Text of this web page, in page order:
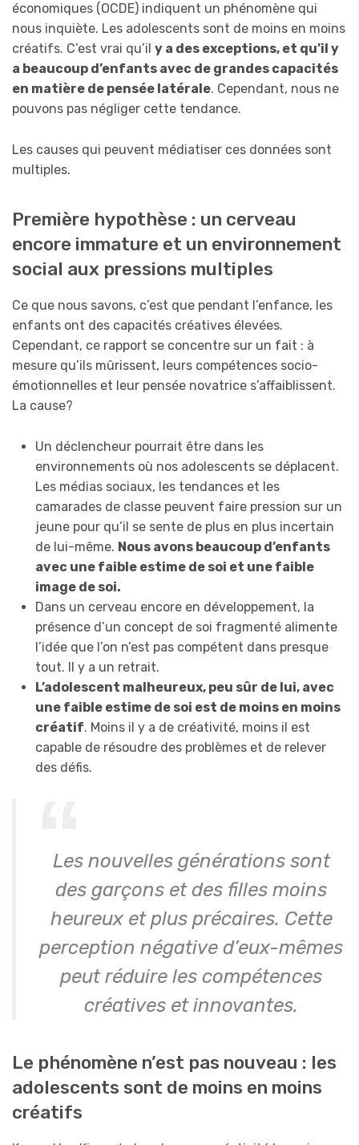
économiques (OCDE) indiquent un phénomène qui
nous inquiète. Les adolescents sont de moins en moins
créatifs. C’est vrai qu’il y a des exceptions, et qu’il y
a beaucoup d’enfants avec de grandes capacités
en matière de pensée latérale. Cependant, nous ne
pouvons pas négliger cette tendance.
Les causes qui peuvent médiatiser ces données sont
multiples.
Première hypothèse : un cerveau
encore immature et un environnement
social aux pressions multiples
Ce que nous savons, c’est que pendant l’enfance, les
enfants ont des capacités créatives élevées.
Cependant, ce rapport se concentre sur un fait : à
mesure qu’ils mûrissent, leurs compétences socio-
émotionnelles et leur pensée novatrice s’affaiblissent.
La cause?
Un déclencheur pourrait être dans les
environnements où nos adolescents se déplacent.
Les médias sociaux, les tendances et les
camarades de classe peuvent faire pression sur un
jeune pour qu’il se sente de plus en plus incertain
de lui-même. Nous avons beaucoup d’enfants
avec une faible estime de soi et une faible
image de soi.
Dans un cerveau encore en développement, la
présence d’un concept de soi fragmenté alimente
l’idée que l’on n’est pas compétent dans presque
tout. Il y a un retrait.
L’adolescent malheureux, peu sûr de lui, avec
une faible estime de soi est de moins en moins
créatif. Moins il y a de créativité, moins il est
capable de résoudre des problèmes et de relever
des défis.
Les nouvelles générations sont
des garçons et des filles moins
heureux et plus précaires. Cette
perception négative d’eux-mêmes
peut réduire les compétences
créatives et innovantes.
Le phénomène n’est pas nouveau : les
adolescents sont de moins en moins
créatifs